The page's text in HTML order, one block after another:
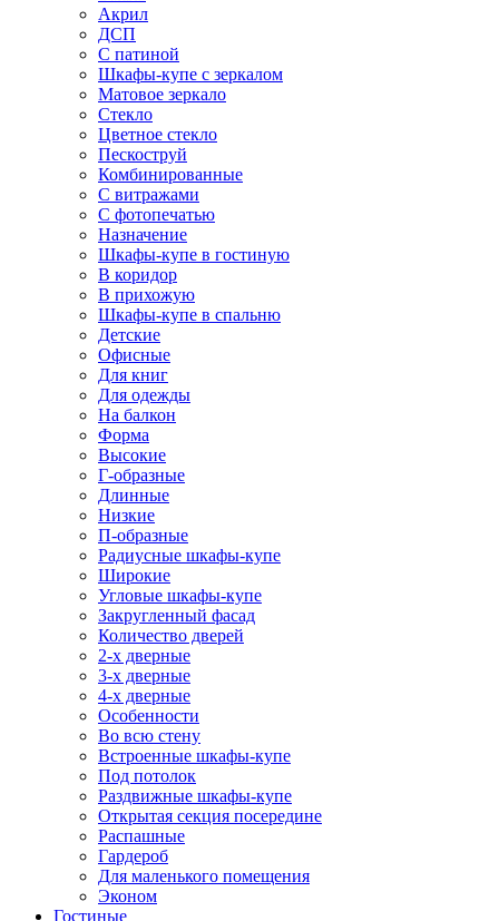
Акрил
ДСП
С патиной
Шкафы-купе с зеркалом
Матовое зеркало
Стекло
Цветное стекло
Пескоструй
Комбинированные
С витражами
С фотопечатью
Назначение
Шкафы-купе в гостиную
В коридор
В прихожую
Шкафы-купе в спальню
Детские
Офисные
Для книг
Для одежды
На балкон
Форма
Высокие
Г-образные
Длинные
Низкие
П-образные
Радиусные шкафы-купе
Широкие
Угловые шкафы-купе
Закругленный фасад
Количество дверей
2-х дверные
3-х дверные
4-х дверные
Особенности
Во всю стену
Встроенные шкафы-купе
Под потолок
Раздвижные шкафы-купе
Открытая секция посередине
Распашные
Гардероб
Для маленького помещения
Эконом
Гостиные